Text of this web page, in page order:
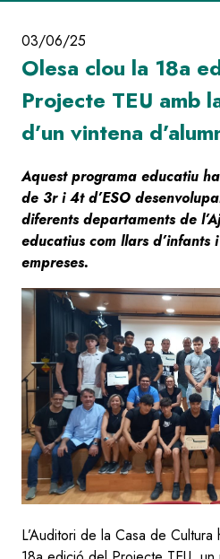
03/06/25
Olesa clou la 18a
Projecte TEU amb
d’un vintena
Aquest programa educatiu
de 3r i 4t d’ESO
diferents departaments de
educatius com llars d’infants
empreses.
Image
L’Auditori de la Casa de